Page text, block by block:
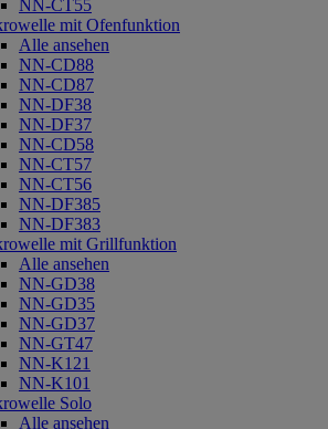
NN-CT55
mit Ofenfunktion
Alle ansehen
NN-CD88
NN-CD87
NN-DF38
NN-DF37
NN-CD58
NN-CT57
NN-CT56
NN-DF385
NN-DF383
mit Grillfunktion
Alle ansehen
NN-GD38
NN-GD35
NN-GD37
NN-GT47
NN-K121
NN-K101
Solo
Alle ansehen